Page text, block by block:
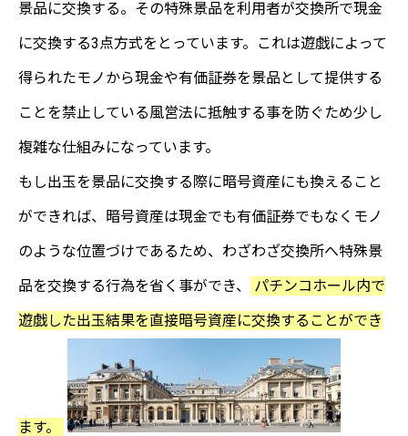
景品に交換する。その特殊景品を利用者が交換所で現金
に交換する3点方式をとっています。これは遊戯によって
得られたモノから現金や有価証券を景品として提供する
ことを禁止している風営法に抵触する事を防ぐため少し
複雑な仕組みになっています。
もし出玉を景品に交換する際に暗号資産にも換えること
ができれば、暗号資産は現金でも有価証券でもなくモノ
のような位置づけであるため、わざわざ交換所へ特殊景
品を交換する行為を省く事ができ、
パチンコホール内で
遊戯した出玉結果を直接暗号資産に交換することができ
ます。